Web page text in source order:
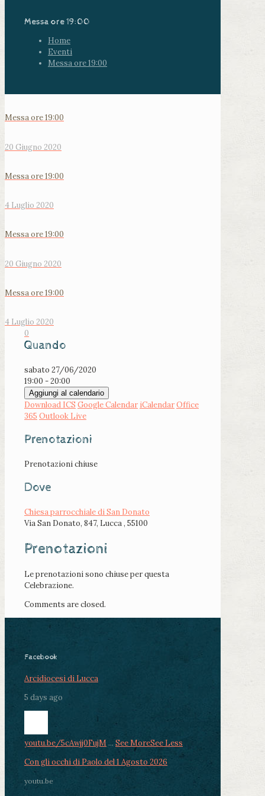
Messa ore 19:00
Home
Eventi
Messa ore 19:00
Messa ore 19:00
20 Giugno 2020
Messa ore 19:00
4 Luglio 2020
Messa ore 19:00
20 Giugno 2020
Messa ore 19:00
4 Luglio 2020
0
Quando
sabato 27/06/2020
19:00 - 20:00
Aggiungi al calendario
Download ICS Google Calendar iCalendarOffice
365 Outlook Live
Prenotazioni
Prenotazioni chiuse
Dove
Chiesa parrocchiale di San Donato
Via San Donato, 847, Lucca , 55100
Prenotazioni
Le prenotazioni sono chiuse per questa
Celebrazione.
Comments are closed.
Facebook
Arcidiocesi di Lucca
5 days ago
youtu.be/5cAwjj0FujM ... See MoreSee Less
Con gli occhi di Paolo del 1 Agosto 2026
youtu.be